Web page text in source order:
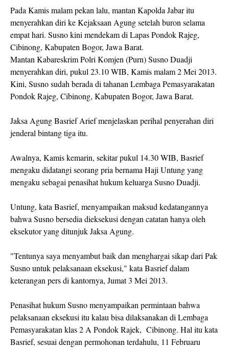
Pada Kamis malam pekan lalu, mantan Kapolda Jabar itu
menyerahkan diri ke Kejaksaan Agung setelah buron selama
empat hari. Susno kini mendekam di Lapas Pondok Rajeg,
Cibinong, Kabupaten Bogor, Jawa Barat.
Mantan Kabareskrim Polri Komjen (Purn) Susno Duadji
menyerahkan diri, pukul 23.10 WIB, Kamis malam 2 Mei 2013.
Kini, Susno sudah berada di tahanan Lembaga Pemasyarakatan
Pondok Rajeg, Cibinong, Kabupaten Bogor, Jawa Barat.
Jaksa Agung Basrief Arief menjelaskan perihal penyerahan diri
jenderal bintang tiga itu.
Awalnya, Kamis kemarin, sekitar pukul 14.30 WIB, Basrief
mengaku didatangi seorang pria bernama Haji Untung yang
mengaku sebagai penasihat hukum keluarga Susno Duadji.
Untung, kata Basrief, menyampaikan maksud kedatangannya
bahwa Susno bersedia dieksekusi dengan catatan hanya oleh
eksekutor yang ditunjuk Jaksa Agung.
"Tentunya saya menyambut baik dan menghargai sikap dari Pak
Susno untuk pelaksanaan eksekusi," kata Basrief dalam
keterangan pers di kantornya, Jumat 3 Mei 2013.
Penasihat hukum Susno menyampaikan permintaan bahwa
pelaksanaan eksekusi itu kalau bisa dilaksanakan di Lembaga
Pemasyarakatan klas 2 A Pondok Rajek, Cibinong. Hal itu kata
Basrief, sesuai dengan permohonan terdahulu, 11 Februaru